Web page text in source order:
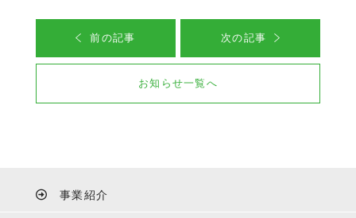
前の記事 次の記事
お知らせ一覧へ
事業紹介